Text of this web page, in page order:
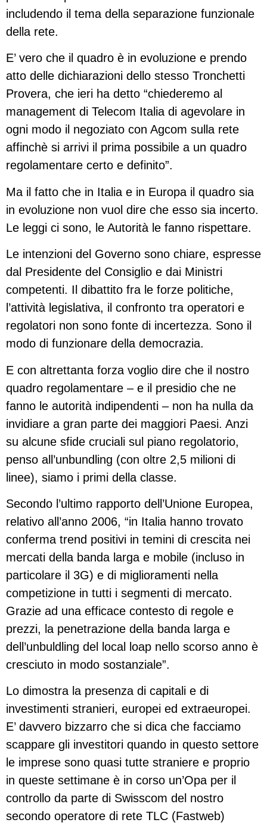
includendo il tema della separazione funzionale
della rete.
E’ vero che il quadro è in evoluzione e prendo
atto delle dichiarazioni dello stesso Tronchetti
Provera, che ieri ha detto “chiederemo al
management di Telecom Italia di agevolare in
ogni modo il negoziato con Agcom sulla rete
affinchè si arrivi il prima possibile a un quadro
regolamentare certo e definito”.
Ma il fatto che in Italia e in Europa il quadro sia
in evoluzione non vuol dire che esso sia incerto.
Le leggi ci sono, le Autorità le fanno rispettare.
Le intenzioni del Governo sono chiare, espresse
dal Presidente del Consiglio e dai Ministri
competenti. Il dibattito fra le forze politiche,
l’attività legislativa, il confronto tra operatori e
regolatori non sono fonte di incertezza. Sono il
modo di funzionare della democrazia.
E con altrettanta forza voglio dire che il nostro
quadro regolamentare – e il presidio che ne
fanno le autorità indipendenti – non ha nulla da
invidiare a gran parte dei maggiori Paesi. Anzi
su alcune sfide cruciali sul piano regolatorio,
penso all’unbundling (con oltre 2,5 milioni di
linee), siamo i primi della classe.
Secondo l’ultimo rapporto dell’Unione Europea,
relativo all’anno 2006, “in Italia hanno trovato
conferma trend positivi in temini di crescita nei
mercati della banda larga e mobile (incluso in
particolare il 3G) e di miglioramenti nella
competizione in tutti i segmenti di mercato.
Grazie ad una efficace contesto di regole e
prezzi, la penetrazione della banda larga e
dell’unbuldling del local loap nello scorso anno è
cresciuto in modo sostanziale”.
Lo dimostra la presenza di capitali e di
investimenti stranieri, europei ed extraeuropei.
E’ davvero bizzarro che si dica che facciamo
scappare gli investitori quando in questo settore
le imprese sono quasi tutte straniere e proprio
in queste settimane è in corso un’Opa per il
controllo da parte di Swisscom del nostro
secondo operatore di rete TLC (Fastweb)